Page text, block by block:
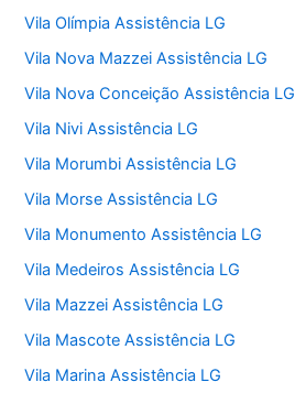
Vila Olímpia Assistência LG
Vila Nova Mazzei Assistência LG
Vila Nova Conceição Assistência LG
Vila Nivi Assistência LG
Vila Morumbi Assistência LG
Vila Morse Assistência LG
Vila Monumento Assistência LG
Vila Medeiros Assistência LG
Vila Mazzei Assistência LG
Vila Mascote Assistência LG
Vila Marina Assistência LG